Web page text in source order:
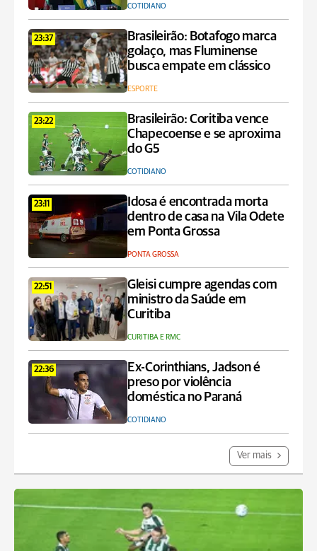
COTIDIANO
23:37
Brasileirão: Botafogo marca
golaço, mas Fluminense
busca empate em clássico
ESPORTE
23:22
Brasileirão: Coritiba vence
Chapecoense e se aproxima
do G5
COTIDIANO
23:11
Idosa é encontrada morta
dentro de casa na Vila Odete
em Ponta Grossa
PONTA GROSSA
22:51
Gleisi cumpre agendas com
ministro da Saúde em
Curitiba
CURITIBA E RMC
22:36
Ex-Corinthians, Jadson é
preso por violência
doméstica no Paraná
COTIDIANO
Ver mais